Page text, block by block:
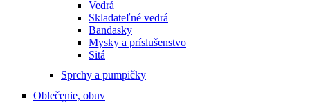
Vedrá
Skladateľné vedrá
Bandasky
Mysky a príslušenstvo
Sitá
Sprchy a pumpičky
Oblečenie, obuv